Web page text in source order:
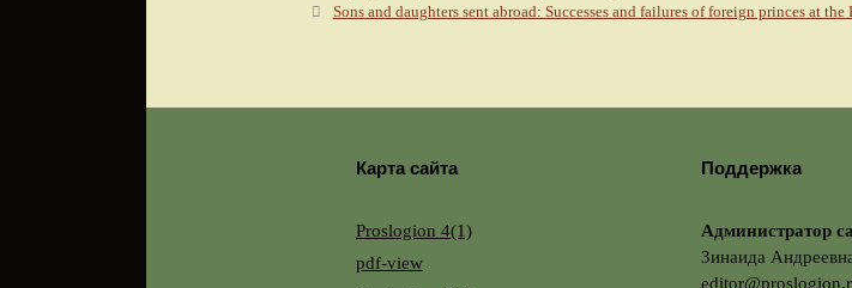
Sons and daughters sent abroad: Successes and failures of foreign princes at
Карта сайта
Proslogion 4(1)
pdf-view
Поддержка
Администратор
Зинаида